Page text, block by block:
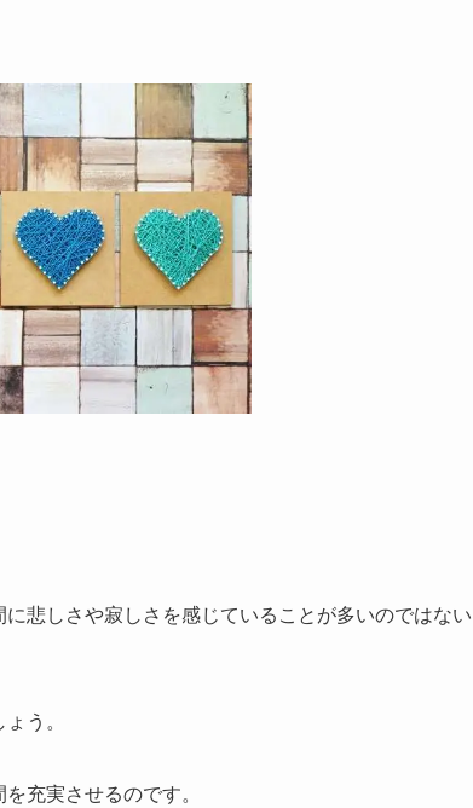
悲しさや寂しさを感じていることが多いのではない
う。
充実させるのです。